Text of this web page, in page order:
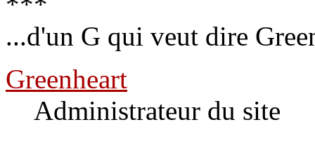
...d'un G qui veut dire
Greenheart
Administrateur du site